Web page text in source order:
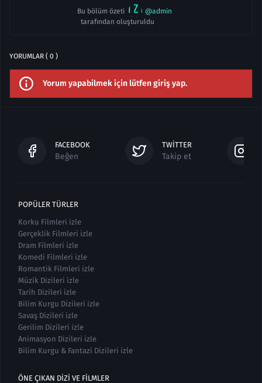
Bu bölüm özeti
@admin
tarafından oluşturuldu
YORUMLAR ( 0 )
Yorum yapabilmek için lütfen giriş yap.
FACEBOOK
Beğen
TWITTER
Takip et
POPÜLER TÜRLER
Korku Filmleri izle
Gerçeklik Filmleri izle
Dram Filmleri izle
Komedi Filmleri izle
Romantik Filmleri izle
Müzik Dizileri izle
Tarih Dizileri izle
Bilim Kurgu Dizileri izle
Savaş Dizileri izle
Gerilim Dizileri izle
Animasyon Dizileri izle
Bilim Kurgu & Fantazi Dizileri izle
ÖNE ÇIKAN DIZI VE FILMLER